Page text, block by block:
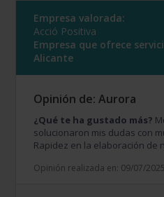
Empresa valorada:
Acció Positiva
Empresa que ofrece
Alicante
Opinión de: Aurora
¿Qué te ha gustado más?
solucionaron mis dudas con
Rapidez en la elaboración de
Opinión realizada en: 09/07/2025